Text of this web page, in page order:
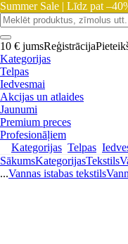
Summer Sale | Līdz pat
10 € jumsReģistrācija
Kategorijas
Telpas
Iedvesmai
Akcijas un atlaides
Jaunumi
Premium preces
Profesionāļiem
Kategorijas Telpas
SākumsKategorijasTekstils
...Vannas istabas tekstils